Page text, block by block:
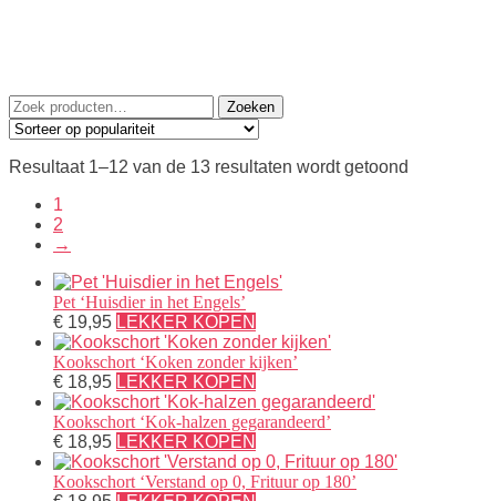
Zoeken
naar:
Zoeken
Resultaat 1–12 van de 13 resultaten wordt getoond
1
2
→
Pet ‘Huisdier in het Engels’
€ 19,95 LEKKER KOPEN
Kookschort ‘Koken zonder kijken’
€ 18,95 LEKKER KOPEN
Kookschort ‘Kok-halzen gegarandeerd’
€ 18,95 LEKKER KOPEN
Kookschort ‘Verstand op 0, Frituur op 180’